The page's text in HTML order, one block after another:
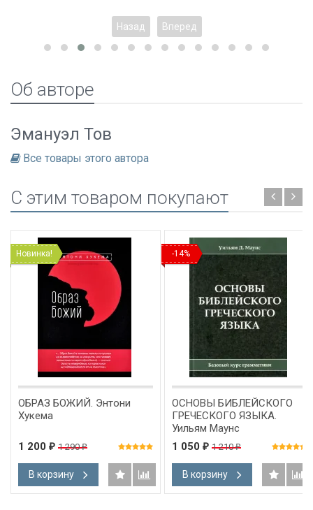
Назад Вперед
Об авторе
Эмануэл Тов
Все товары этого автора
C этим товаром покупают
Новинка!
ОБРАЗ БОЖИЙ. Энтони
Хукема
1 200 ₽ 1 290₽
В корзину
-14%
ОСНОВЫ БИБЛЕЙСКОГО
ГРЕЧЕСКОГО ЯЗЫКА.
Уильям Маунс
1 050 ₽ 1 210₽
В корзину